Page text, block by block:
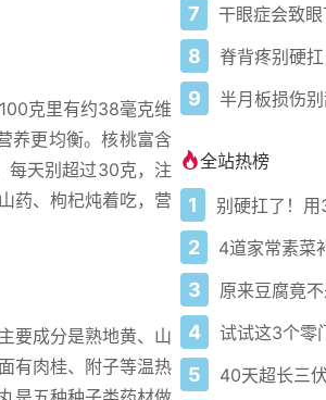
克里有约38毫克维
养更均衡。核桃富含
每天别超过30克，注
药、枸杞炖着吃，营
要成分是熟地黄、山
有肉桂、附子等温热
7
8 脊背疼别硬
9 半月板损伤
全站热榜
1
2
3
4
5